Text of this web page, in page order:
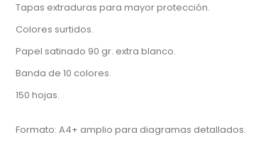
Tapas extraduras para mayor protección.
Colores surtidos.
Papel satinado 90 gr. extra blanco.
Banda de 10 colores.
150 hojas.
Formato: A4+ amplio para diagramas detallados.